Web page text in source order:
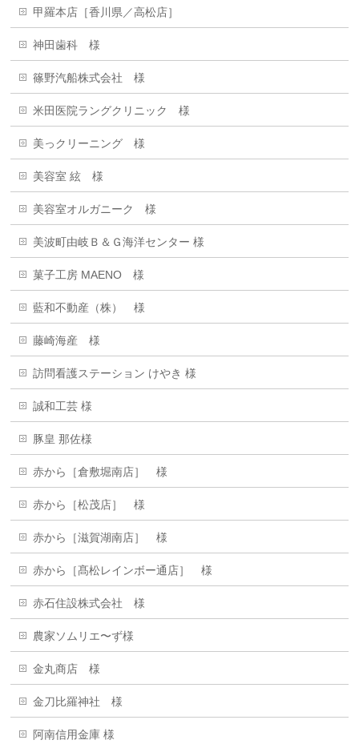
甲羅本店［香川県／高松店］
神田歯科 様
篠野汽船株式会社 様
米田医院ラングクリニック 様
美っクリーニング 様
美容室 絃 様
美容室オルガニーク 様
美波町由岐Ｂ＆Ｇ海洋センター 様
菓子工房 MAENO 様
藍和不動産（株） 様
藤崎海産 様
訪問看護ステーション けやき 様
誠和工芸 様
豚皇 那佐様
赤から［倉敷堀南店］ 様
赤から［松茂店］ 様
赤から［滋賀湖南店］ 様
赤から［髙松レインボー通店］ 様
赤石住設株式会社 様
農家ソムリエ〜ず様
金丸商店 様
金刀比羅神社 様
阿南信用金庫 様